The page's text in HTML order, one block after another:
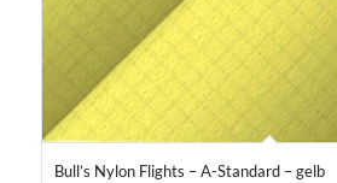
Bull’s Nylon Flights – A-Standard – gelb